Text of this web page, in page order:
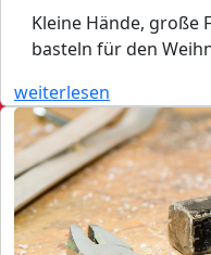
Kleine Hände, große
basteln für den
weiterlesen